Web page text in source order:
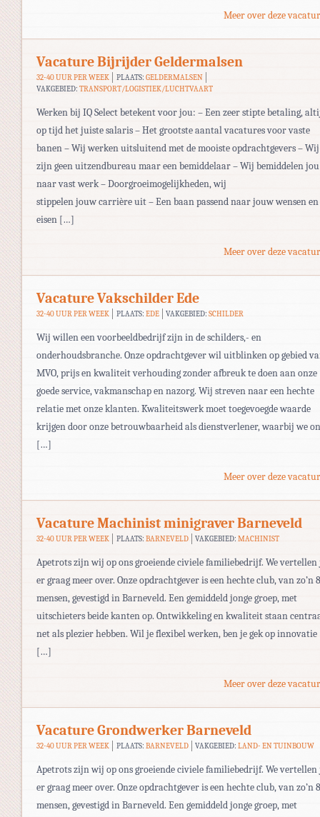
Meer over deze
Vacature Bijrijder Geldermalsen
32-40 UUR PER WEEK PLAATS: GELDERMALSEN
VAKGEBIED: TRANSPORT/LOGISTIEK/LUCHTVAART
Werken bij IQ Select betekent voor jou: – Een zeer stipte betaling,
op tijd het juiste salaris – Het grootste aantal vacatures voor vaste
banen – Wij werken uitsluitend met de mooiste opdrachtgevers – Wij
zijn geen uitzendbureau maar een bemiddelaar – Wij bemiddelen jou
naar vast werk – Doorgroeimogelijkheden, wij
stippelen jouw carrière uit – Een baan passend naar jouw wensen en
eisen […]
Meer over deze
Vacature Vakschilder Ede
32-40 UUR PER WEEK PLAATS: EDE VAKGEBIED:SCHILDER
Wij willen een voorbeeldbedrijf zijn in de schilders,- en
onderhoudsbranche. Onze opdrachtgever wil uitblinken op gebied
MVO, prijs en kwaliteit verhouding zonder afbreuk te doen aan onze
goede service, vakmanschap en nazorg. Wij streven naar een hechte
relatie met onze klanten. Kwaliteitswerk moet toegevoegde waarde
krijgen door onze betrouwbaarheid als dienstverlener, waarbij we
[…]
Meer over deze
Vacature Machinist minigraver Barneveld
32-40 UUR PER WEEK PLAATS: BARNEVELD VAKGEBIED:MACHINIST
Apetrots zijn wij op ons groeiende civiele familiebedrijf. We vertellen
er graag meer over. Onze opdrachtgever is een hechte club, van zo’n
mensen, gevestigd in Barneveld. Een gemiddeld jonge groep, met
uitschieters beide kanten op. Ontwikkeling en kwaliteit staan
net als plezier hebben. Wil je flexibel werken, ben je gek op innovatie
[…]
Meer over deze
Vacature Grondwerker Barneveld
32-40 UUR PER WEEK PLAATS: BARNEVELD VAKGEBIED:LAND- EN TUINBOUW
Apetrots zijn wij op ons groeiende civiele familiebedrijf. We vertellen
er graag meer over. Onze opdrachtgever is een hechte club, van zo’n
mensen, gevestigd in Barneveld. Een gemiddeld jonge groep, met